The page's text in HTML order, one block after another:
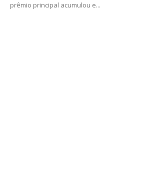
prêmio principal acumulou e...